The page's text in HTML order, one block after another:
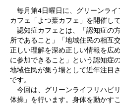
毎月第4日曜日に、グリーンライ
カフェ「よつ葉カフェ」を開催して
認知症カフェとは、「認知症の
所であること」「地域住民の相互
正しい理解を深め正しい情報を広
に参加できること」という認知症
地域住民が集う場として近年注目
です。
今回は、グリーンライフリハビ
体操」を行います。身体を動かす